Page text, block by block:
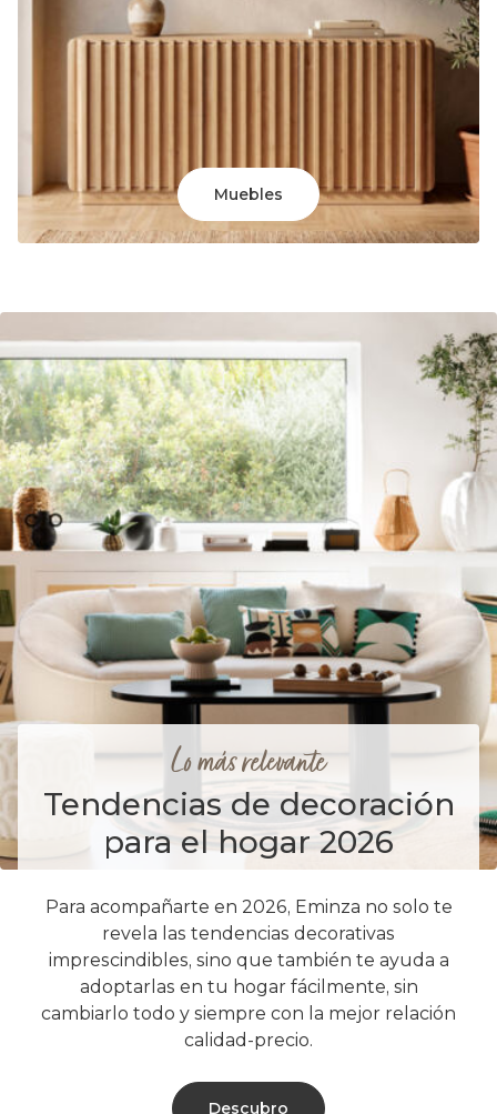
Muebles
Lo más relevante
Tendencias de decoración
para el hogar 2026
Para acompañarte en 2026, Eminza no solo te
revela las tendencias decorativas
imprescindibles, sino que también te ayuda a
adoptarlas en tu hogar fácilmente, sin
cambiarlo todo y siempre con la mejor relación
calidad-precio.
Descubro